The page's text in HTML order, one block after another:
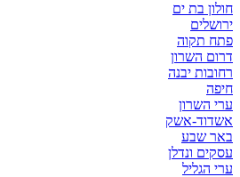
חולון בת ים
ירושלים
פתח תקוה
דרום השרון
רחובות יבנה
חיפה
ערי השרון
אשדוד-אשק
באר שבע
עסקים ונדלן
ערי הגליל